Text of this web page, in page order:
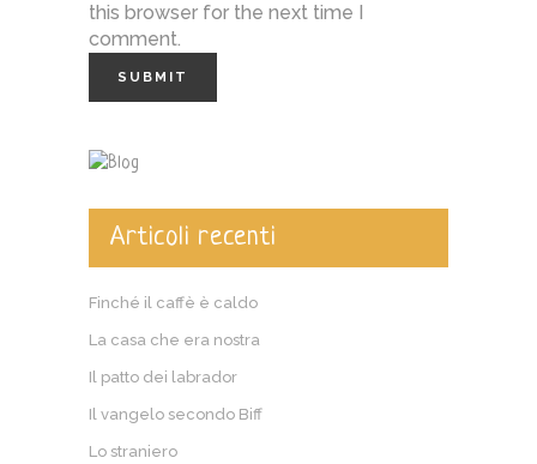
this browser for the next time I
comment.
Articoli recenti
Finché il caffè è caldo
La casa che era nostra
Il patto dei labrador
Il vangelo secondo Biff
Lo straniero